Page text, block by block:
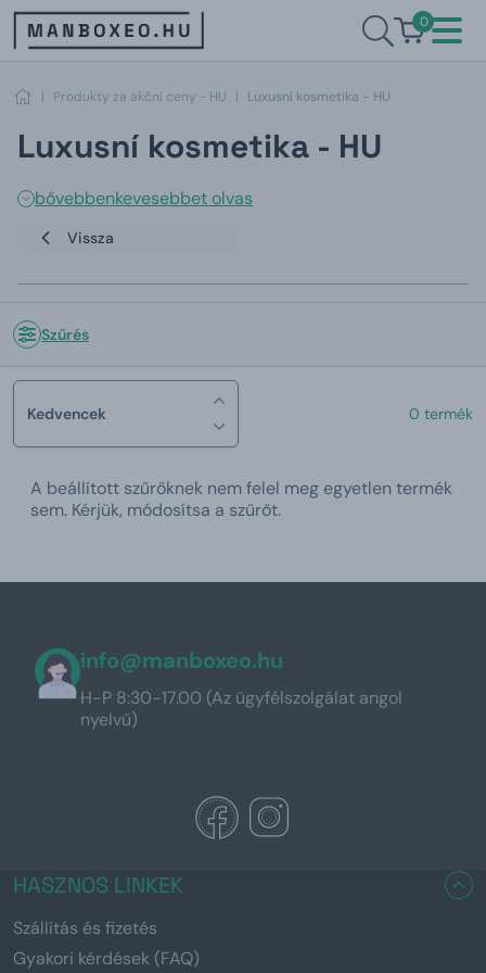
0
| Produkty za akční ceny - HU | Luxusní kosmetika - HU
Luxusní kosmetika - HU
bővebbenkevesebbet olvas
Vissza
Szűrés
Kedvencek 0 termék
A beállított szűrőknek nem felel meg egyetlen termék
sem. Kérjük, módosítsa a szűrőt.
info@manboxeo.hu
H-P 8:30-17.00 (Az ügyfélszolgálat angol
nyelvű)
HASZNOS LINKEK
Szállítás és fizetés
Gyakori kérdések (FAQ)